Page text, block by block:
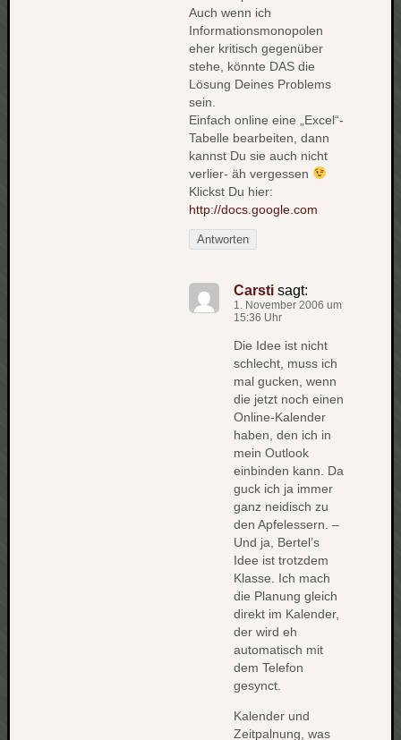
Auch wenn ich
Informationsmonopolen
eher kritisch gegenüber
stehe, könnte DAS die
Lösung Deines Problems
sein.
Einfach online eine „Excel“-
Tabelle bearbeiten, dann
kannst Du sie auch nicht
verlier- äh vergessen
Klickst Du hier:
http://docs.google.com
Antworten
Carsti sagt:
1. November 2006 um
15:36 Uhr
Die Idee ist nicht
schlecht, muss ich
mal gucken, wenn
die jetzt noch einen
Online-Kalender
haben, den ich in
mein Outlook
einbinden kann. Da
guck ich ja immer
ganz neidisch zu
den Apfelessern. –
Und ja, Bertel’s
Idee ist trotzdem
Klasse. Ich mach
die Planung gleich
direkt im Kalender,
der wird eh
automatisch mit
dem Telefon
gesynct.
Kalender und
Zeitpalnung, was